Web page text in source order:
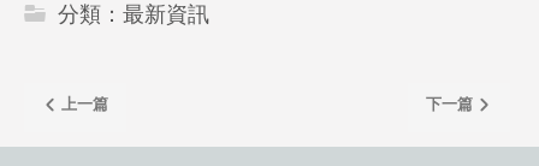
分類： 最新資訊
上一篇 下一篇